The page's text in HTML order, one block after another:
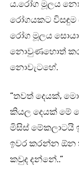
ය.රෝග මූලය
රෝගයකට
රෝග මූලය
නොවුණහොත්
නොවැටහේ.
“තවත් දෙයක්,
කියල දෙයක් මේ
මිසිස් මේකලාටයි
ඉවර කරන්න ඕන
කවුද දන්නේ..”